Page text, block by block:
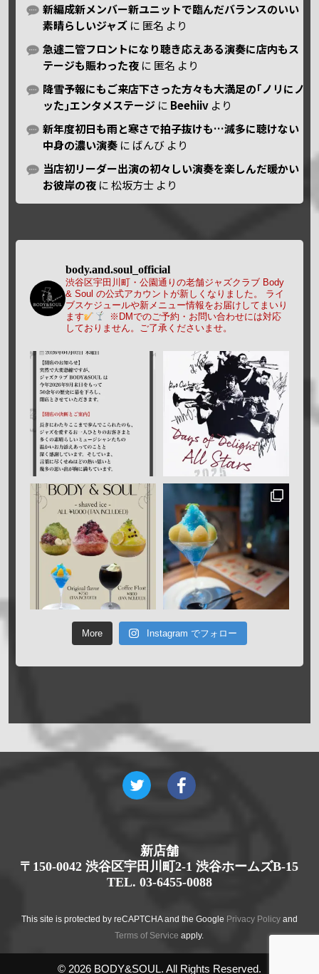
新編成新メンバー新ユニットで臨んだバランスのいい
素晴らしいジャズ に 匿名 より
急遽二管フロントになり聴き応えある演奏に店内もス
テージも賑わった夜 に 匿名 より
降雪予報にもご来店下さった方々も大満足の｢ノリにノ
ッた｣エンタメステージ に Beehiiv より
新年度初日も雨と寒さで拍子抜けも…滅多に聴けない
中身の濃い演奏 に ばんび より
当店初リーダー出演の初々しい演奏を楽しんだ暖かい
お彼岸の夜 に松坂方士 より
body.and.soul_official
渋谷区宇田川町・公園通りの老舗ジャズクラブ Body
& Soul の公式アカウントが新しくなりました。
ライ
ブスケジュールや新メニュー情報をお届けしてまいり
ます
※DMでのご予約・お問い合わせには対応
しておりません。ご了承くださいませ。
More Instagram でフォロー
新店舗
〒150-0042 渋谷区宇田川町2-1 渋谷ホームズB-15
TEL. 03-6455-0088
This site is protected by reCAPTCHA and the Google Privacy Policyand
Terms of Service apply.
© 2026 BODY&SOUL. All Rights Reserved.